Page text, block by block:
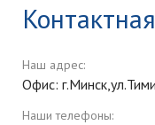
Наш адрес:
Офис:
Наши телефоны: